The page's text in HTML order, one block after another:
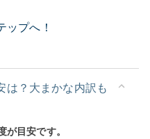
ップへ！
は？大まかな内訳も
が目安です。